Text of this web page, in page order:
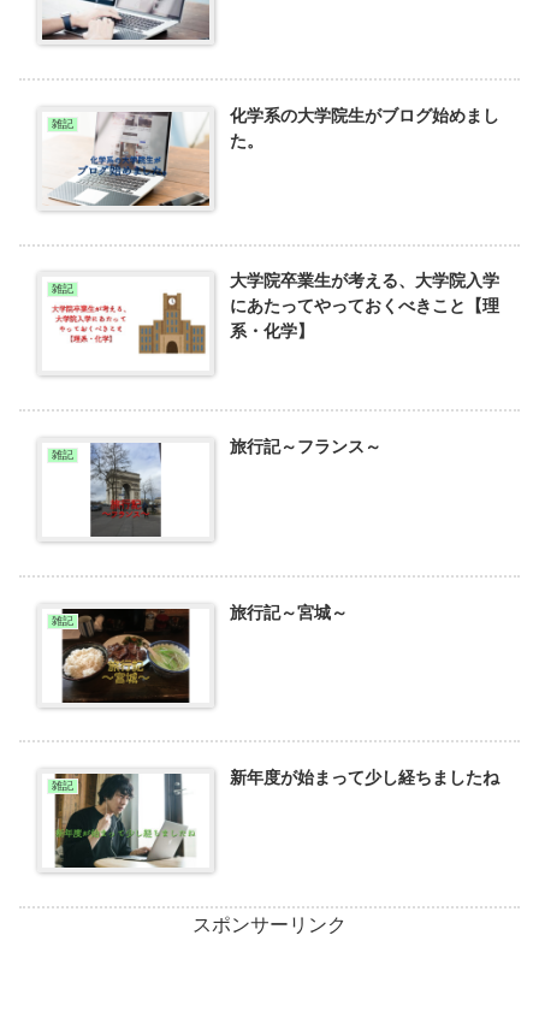
雑記
化学系の大学院生がブログ始めまし
た。
雑記
大学院卒業生が考える、大学院入学
にあたってやっておくべきこと【理
系・化学】
雑記 旅行記～フランス～
雑記 旅行記～宮城～
雑記 新年度が始まって少し経ちましたね
スポンサーリンク